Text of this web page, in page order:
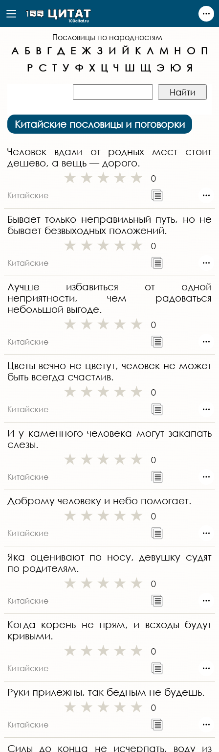
Пословицы по народностям
А Б В Г Д Е Ж З И Й К Л М Н О П
Р С Т У Ф Х Ц Ч Ш Щ Э Ю Я
Китайские пословицы и поговорки
Человек вдали от родных мест стоит
дешево, а вещь — дорого.
0
Китайские
Бывает только неправильный путь, но не
бывает безвыходных положений.
0
Китайские
Лучше избавиться от одной
неприятности, чем радоваться
небольшой выгоде.
0
Китайские
Цветы вечно не цветут, человек не может
быть всегда счастлив.
0
Китайские
И у каменного человека могут закапать
слезы.
0
Китайские
Доброму человеку и небо помогает.
0
Китайские
Яка оценивают по носу, девушку судят
по родителям.
0
Китайские
Когда корень не прям, и всходы будут
кривыми.
0
Китайские
Руки прилежны, так бедным не будешь.
0
Китайские
Силы до конца не исчерпать, воду из